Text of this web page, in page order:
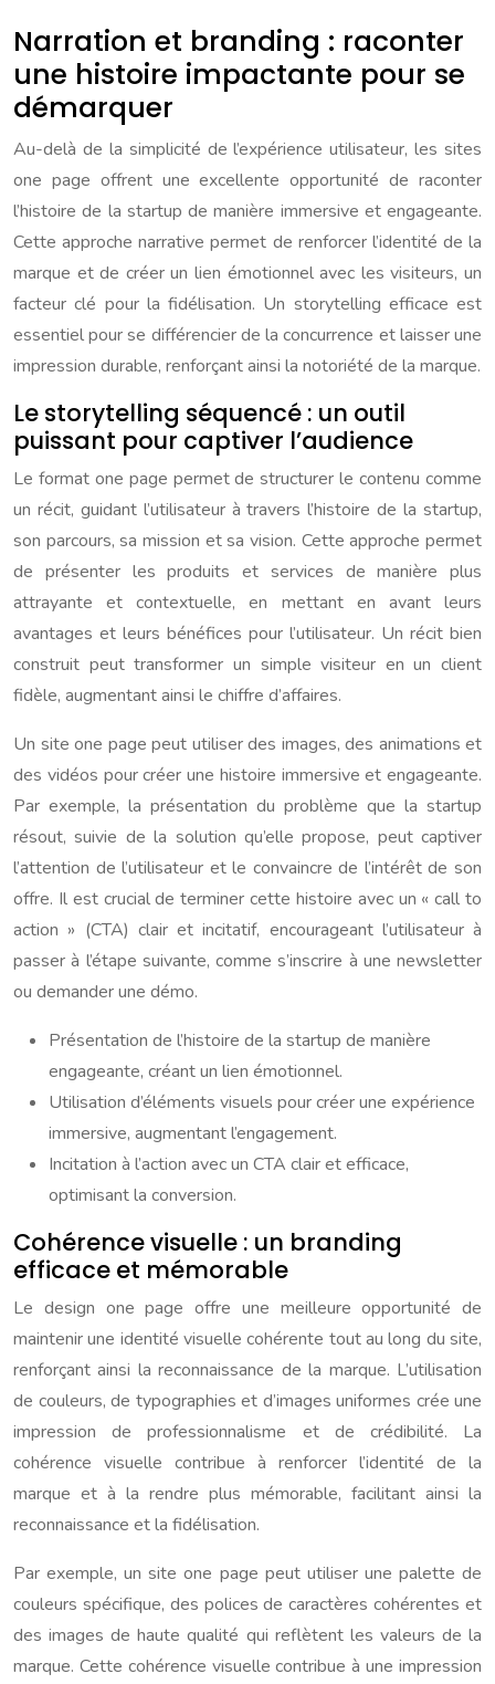
Narration et branding : raconter
une histoire impactante pour se
démarquer
Au-delà de la simplicité de l’expérience utilisateur, les sites
one page offrent une excellente opportunité de raconter
l’histoire de la startup de manière immersive et engageante.
Cette approche narrative permet de renforcer l’identité de la
marque et de créer un lien émotionnel avec les visiteurs, un
facteur clé pour la fidélisation. Un storytelling efficace est
essentiel pour se différencier de la concurrence et laisser une
impression durable, renforçant ainsi la notoriété de la marque.
Le storytelling séquencé : un outil
puissant pour captiver l’audience
Le format one page permet de structurer le contenu comme
un récit, guidant l’utilisateur à travers l’histoire de la startup,
son parcours, sa mission et sa vision. Cette approche permet
de présenter les produits et services de manière plus
attrayante et contextuelle, en mettant en avant leurs
avantages et leurs bénéfices pour l’utilisateur. Un récit bien
construit peut transformer un simple visiteur en un client
fidèle, augmentant ainsi le chiffre d’affaires.
Un site one page peut utiliser des images, des animations et
des vidéos pour créer une histoire immersive et engageante.
Par exemple, la présentation du problème que la startup
résout, suivie de la solution qu’elle propose, peut captiver
l’attention de l’utilisateur et le convaincre de l’intérêt de son
offre. Il est crucial de terminer cette histoire avec un « call to
action » (CTA) clair et incitatif, encourageant l’utilisateur à
passer à l’étape suivante, comme s’inscrire à une newsletter
ou demander une démo.
Présentation de l’histoire de la startup de manière
engageante, créant un lien émotionnel.
Utilisation d’éléments visuels pour créer une expérience
immersive, augmentant l’engagement.
Incitation à l’action avec un CTA clair et efficace,
optimisant la conversion.
Cohérence visuelle : un branding
efficace et mémorable
Le design one page offre une meilleure opportunité de
maintenir une identité visuelle cohérente tout au long du site,
renforçant ainsi la reconnaissance de la marque. L’utilisation
de couleurs, de typographies et d’images uniformes crée une
impression de professionnalisme et de crédibilité. La
cohérence visuelle contribue à renforcer l’identité de la
marque et à la rendre plus mémorable, facilitant ainsi la
reconnaissance et la fidélisation.
Par exemple, un site one page peut utiliser une palette de
couleurs spécifique, des polices de caractères cohérentes et
des images de haute qualité qui reflètent les valeurs de la
marque. Cette cohérence visuelle contribue à une impression